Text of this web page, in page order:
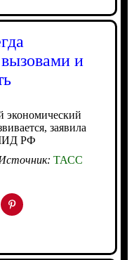
и
экономический
заявила
РФ
ТАСС